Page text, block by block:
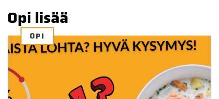
Opi lisää
OPI